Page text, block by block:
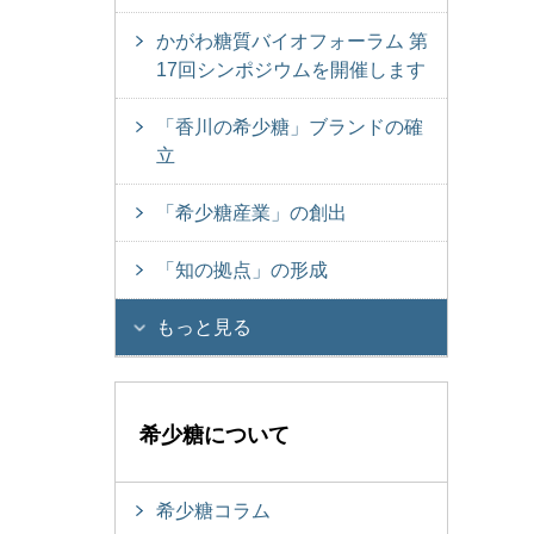
かがわ糖質バイオフォーラム 第
17回シンポジウムを開催します
「香川の希少糖」ブランドの確
立
「希少糖産業」の創出
「知の拠点」の形成
もっと見る
希少糖について
希少糖コラム